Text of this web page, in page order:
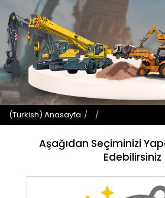
(Turkish) Anasayfa
Aşağıdan Seçiminizi
Edebilirsiniz